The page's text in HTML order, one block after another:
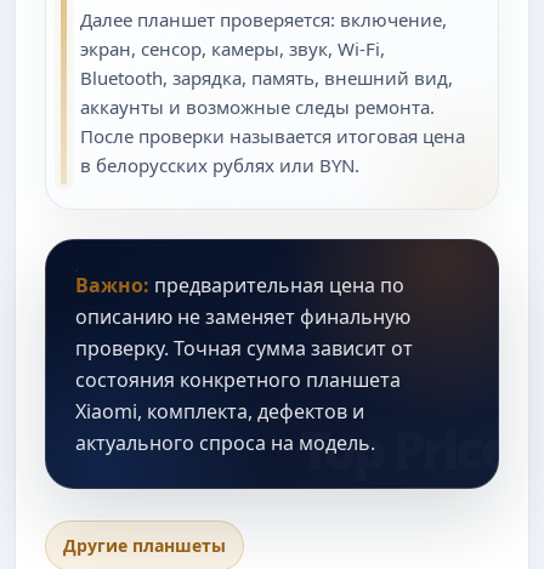
Далее планшет проверяется: включение,
экран, сенсор, камеры, звук, Wi-Fi,
Bluetooth, зарядка, память, внешний вид,
аккаунты и возможные следы ремонта.
После проверки называется итоговая цена
в белорусских рублях или BYN.
Важно: предварительная цена по
описанию не заменяет финальную
проверку. Точная сумма зависит от
состояния конкретного планшета
Xiaomi, комплекта, дефектов и
актуального спроса на модель.
Другие планшеты